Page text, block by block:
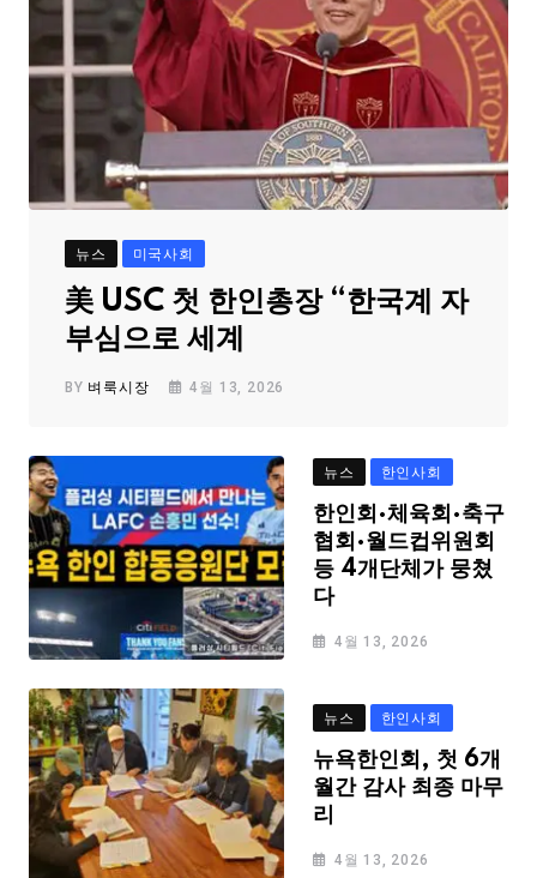
뉴스 미국사회
美 USC 첫 한인총장 “한국계 자
부심으로 세계
BY 벼룩시장 4월 13, 2026
뉴스 한인사회
한인회·체육회·축구
협회·월드컵위원회
등 4개단체가 뭉쳤
다
4월 13, 2026
뉴스 한인사회
뉴욕한인회, 첫 6개
월간 감사 최종 마무
리
4월 13, 2026